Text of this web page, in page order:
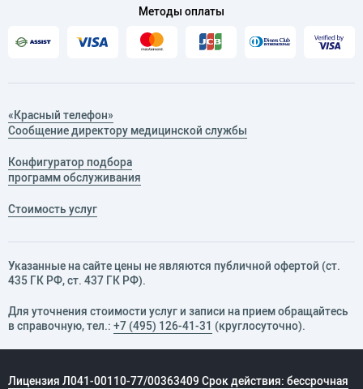
Методы оплаты
«Красный телефон»
Сообщение директору медицинской службы
Конфигуратор подбора
программ обслуживания
Стоимость услуг
Указанные на сайте цены не являются публичной офертой (ст.
435 ГК РФ, cт. 437 ГК РФ).
Для уточнения стоимости услуг и записи на прием обращайтесь
в справочную, тел.: +7 (495) 126-41-31 (круглосуточно).
Лицензия Л041-00110-77/00363409 Срок действия: бессрочная